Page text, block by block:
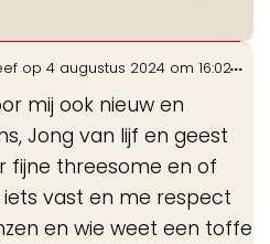
op 4 augustus 2024 om 16:02
mij ook nieuw en
Jong van lijf en geest
fijne threesome en of
iets vast en me respect
en wie weet een toffe
...